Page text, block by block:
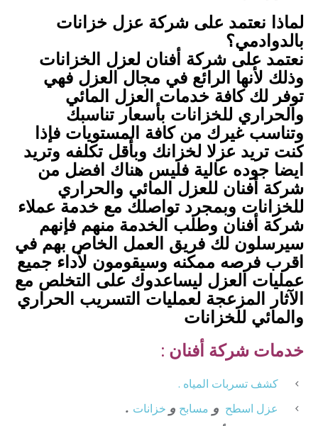
لماذا نعتمد على شركة عزل خزانات
بالدوادمي؟
نعتمد على شركة أفنان لعزل الخزانات
وذلك لأنها الرائع في مجال العزل فهي
توفر لك كافة خدمات العزل المائي
والحراري للخزانات بأسعار تناسبك
وتناسب غيرك من كافة المستويات فإذا
كنت تريد عزلا لخزانك وبأقل تكلفه وتريد
ايضا جوده عالية فليس هناك افضل من
شركة أفنان للعزل المائي والحراري
للخزانات وبمجرد تواصلك مع خدمة عملاء
شركة أفنان وطلب الخدمة منهم فإنهم
سيرسلون لك فريق العمل الخاص بهم في
اقرب فرصه ممكنه وسيقومون لأداء جميع
عمليات العزل ليساعدوك على التخلص مع
الآثار المزعجة لعمليات التسريب الحراري
والمائي للخزانات
خدمات شركة أفنان :
كشف تسربات المياه .
عزل اسطح و مسابح و خزانات .